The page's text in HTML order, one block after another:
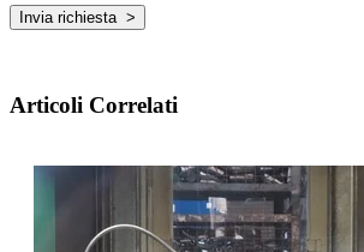
Articoli Correlati